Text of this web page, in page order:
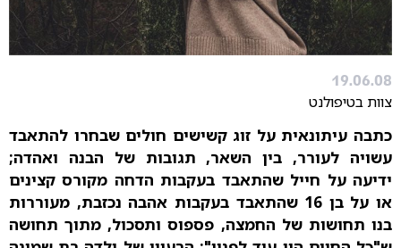
19.06.08
צוות בטיפולנט
כתבה עיתונאית על זוג קשישים חולים שבחרו להתאבד
עשויה לעורר, בין השאר, תגובות של הבנה ואהדה;
ידיעה על חייל שהתאבד בעקבות הדחה מקורס קצינים
או על בן 16 שהתאבד בעקבות אהבה נכזבת, מעוררות
בנו תחושות של החמצה, פספוס ותסכול, מתוך תחושה